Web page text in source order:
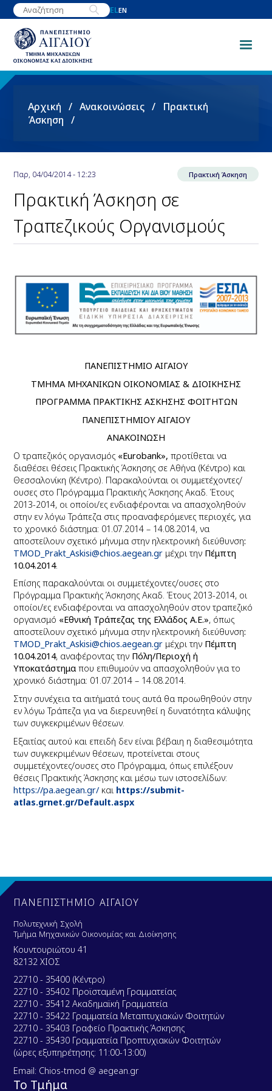
Παράκαμψη
προς
κυρίως
περιεχόμενο
ELEN
Breadcrumb
Αρχική Ανακοινώσεις
Πρακτική
Άσκηση
Παρ, 04/04/2014 - 12:23 Πρακτική Άσκηση
Πρακτική Άσκηση σε
Τραπεζικούς Οργανισμούς
ΠΑΝΕΠΙΣΤΗΜΙΟ ΑΙΓΑΙΟΥ
ΤΜΗΜΑ ΜΗΧΑΝΙΚΩΝ ΟΙΚΟΝΟΜΙΑΣ & ΔΙΟΙΚΗΣΗΣ
ΠΡΟΓΡΑΜΜΑ ΠΡΑΚΤΙΚΗΣ ΑΣΚΗΣΗΣ ΦΟΙΤΗΤΩΝ
ΠΑΝΕΠΙΣΤΗΜΙΟΥ ΑΙΓΑΙΟΥ
ΑΝΑΚΟΙΝΩΣΗ
Ο τραπεζικός οργανισμός «Eurobank», προτίθεται να
διαθέσει θέσεις Πρακτικής Άσκησης σε Αθήνα (Κέντρο) και
Θεσσαλονίκη (Κέντρο). Παρακαλούνται οι συμμετέχοντες/
ουσες στο Πρόγραμμα Πρακτικής Άσκησης Ακαδ. Έτους
2013-2014, οι οποίοι/ες ενδιαφέρονται να απασχοληθούν
στην εν λόγω Τράπεζα στις προαναφερόμενες περιοχές, για
το χρονικό διάστημα: 01.07.2014 – 14.08.2014, να
αποστείλουν σχετικό μήνυμα στην ηλεκτρονική διεύθυνση:
TMOD Prakt _Askisi@chios.aegean.gr μέχρι την Πέμπτη
10.04.2014.
Επίσης παρακαλούνται οι συμμετέχοντες/ουσες στο
Πρόγραμμα Πρακτικής Άσκησης Ακαδ. Έτους 2013-2014, οι
οποίοι/ες ενδιαφέρονται να απασχοληθούν στον τραπεζικό
οργανισμό «Εθνική Τράπεζας της Ελλάδος Α.Ε.», όπως
αποστείλουν σχετικό μήνυμα στην ηλεκτρονική διεύθυνση:
TMOD Prakt _Askisi@chios.aegean.gr μέχρι την Πέμπτη
10.04.2014, αναφέροντας την Πόλη/Περιοχή ή
Υποκατάστημα που επιθυμούν να απασχοληθούν για το
χρονικό διάστημα: 01.07.2014 – 14.08.2014.
Στην συνέχεια τα αιτήματά τους αυτά θα προωθηθούν στην
εν λόγω Τράπεζα για να διερευνηθεί η δυνατότητα κάλυψης
των συγκεκριμένων θέσεων.
Εξαιτίας αυτού και επειδή δεν είναι βέβαιη η διαθεσιμότητα
των συγκεκριμένων θέσεων, προτείνεται στους
συμμετέχοντες/ουσες στο Πρόγραμμα, όπως επιλέξουν
θέσεις Πρακτικής Άσκησης και μέσω των ιστοσελίδων:
https://pa.aegean.gr/ και https://submit-
atlas.grnet.gr/Default.aspx
ΠΑΝΕΠΙΣΤΗΜΙΟ ΑΙΓΑΙΟΥ
Πολυτεχνική Σχολή
Τμήμα Μηχανικών Οικονομίας και Διοίκησης
Κουντουριώτου 41
82132 ΧΙΟΣ
22710 - 35400 (Κέντρο)
22710 - 35402 Προϊσταμένη Γραμματείας
22710 - 35412 Ακαδημαϊκή Γραμματεία
22710 - 35422 Γραμματεία Μεταπτυχιακών Φοιτητών
22710 - 35403 Γραφείο Πρακτικής Άσκησης
22710 - 35430 Γραμματεία Προπτυχιακών Φοιτητών
(ώρες εξυπηρέτησης: 11:00-13:00)
Email: Chios-tmod @ aegean.gr
Το Τμήμα